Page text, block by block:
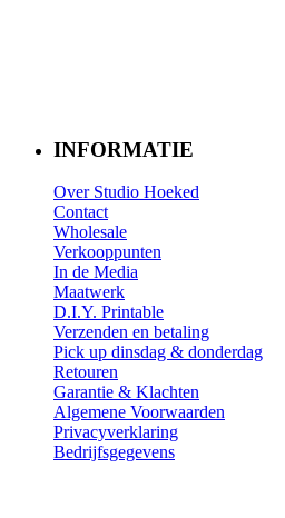
INFORMATIE
Over Studio Hoeked
Contact
Wholesale
​Verkooppunten​
In de Media
Maatwerk
D.I.Y. Printable
Verzenden en betaling
Pick up dinsdag & donderdag
Retouren
Garantie & Klachten
Algemene Voorwaarden
Privacyverklaring
Bedrijfsgegevens